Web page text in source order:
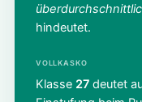
hindeutet.
VOLLKASKO
Klasse 27deutet